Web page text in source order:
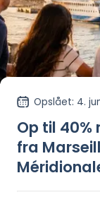
Opslået: 4.
Op til
fra